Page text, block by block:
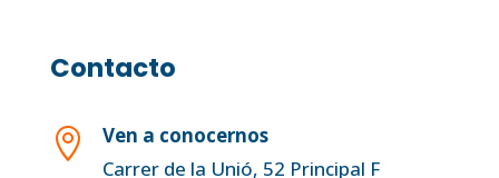
Contacto

Ven a conocernos
Carrer de la Unió, 52 Principal F